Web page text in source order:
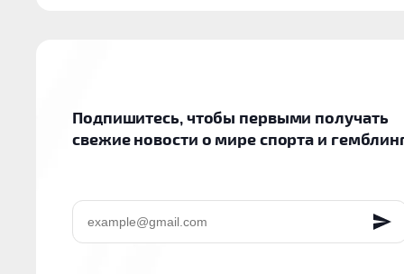
Подпишитесь, чтобы первыми получать
свежие новости о мире спорта и